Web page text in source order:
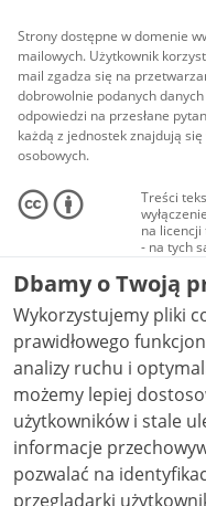
Strony dostępne w domenie
mailowych. Użytkownik
mail zgadza się na
dobrowolnie podanych
odpowiedzi na przesłane
każdą z jednostek znajdują
osobowych.
Treści
na
- na tych
Materiały
audio i
Creative
NC-ND
Dbamy o Twoją
Wykorzystujemy pliki
prawidłowego
analizy ruchu i optymalizacji
możemy lepiej
użytkowników i stale ulepszać
informacje
pozwalać na
przeglądarki